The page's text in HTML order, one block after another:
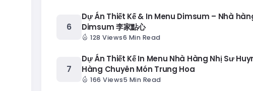
Dự Án Thiết Kế & In Menu Dimsum – Nhà
Dimsum 李家點心
128 Views6 Min Read
Dự Án Thiết Kế In Menu Nhà Hàng Nhị Sư
Hàng Chuyên Món Trung Hoa
166 Views5 Min Read